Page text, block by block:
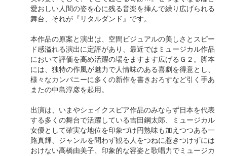
愛おしい人間の姿を心に残る音楽を挿んで繰り広げられる
舞台、それが『リタルダンド』です。
本作品の原案と演出は、空間ビジュアルの美しさとスピー
ド感溢れる演出に定評があり、最近ではミュージカル作品
において評価を高め活躍の場をますます広げるＧ２。脚本
には、独特の作風が魅力で人情味のある喜劇を得意とし、
様々なカンパニーに多くの新作を書きおろすなど引く手あ
またの中島淳彦を起用。
出演は、いまやシェイクスピア作品のみならず日本を代表
する多くの舞台で活躍している吉田鋼太郎、ミュージカル
女優として確実な地位を印象づけ円熟味も加えつつある一
路真輝、ジャンルを問わず観る人をつねに惹きつけずには
おけない高橋由美子、印象的な容姿と歌唱力でミュージカ